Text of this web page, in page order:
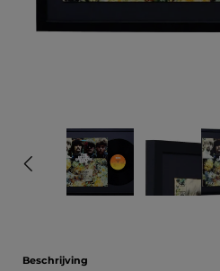
Beschrijving